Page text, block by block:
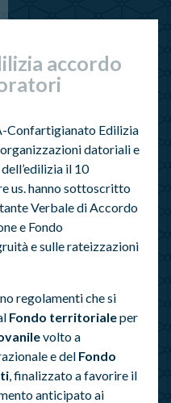
accordo
Confartigianato Edilizia
datoriali e
il 10
us. hanno sottoscritto
Verbale di Accordo
e Fondo
e sulle rateizzazioni
regolamenti che si
Fondo territorialeper
volto a
e del Fondo
, finalizzato a favorire il
anticipato ai